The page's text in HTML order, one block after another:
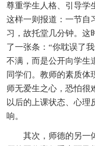
尊重学生人格、引导学
这样一则报道：一节自
习，故托堂几分钟。这
了一张条：“你耽误了
不满，而是公开向学生
同学们。教师的素质体
师无爱生之心，恐怕很
以后的上课状态、心理
响。
其次，师德的另一